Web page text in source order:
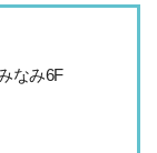
なみ6F